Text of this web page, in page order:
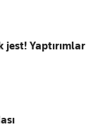
Yaptırımlar